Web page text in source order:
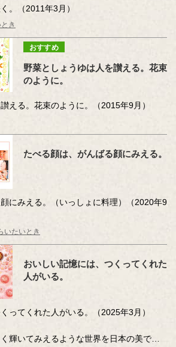
。（2011年3月）
き
おすすめ
野菜としょうゆは人を讃える。花束
のように。
える。花束のように。（2015年9月）
たべる顔は、がんばる顔にみえる。
にみえる。（いっしょに料理）（2020年9
いたいとき
おいしい記憶には、つくってくれた
人がいる。
ってくれた人がいる。（2025年3月）
輝いてみえるような世界を日本の美で描